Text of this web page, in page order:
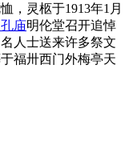
，灵柩于1913年1月
庙明伦堂召开追悼
人士送来许多祭文
福卅西门外梅亭天